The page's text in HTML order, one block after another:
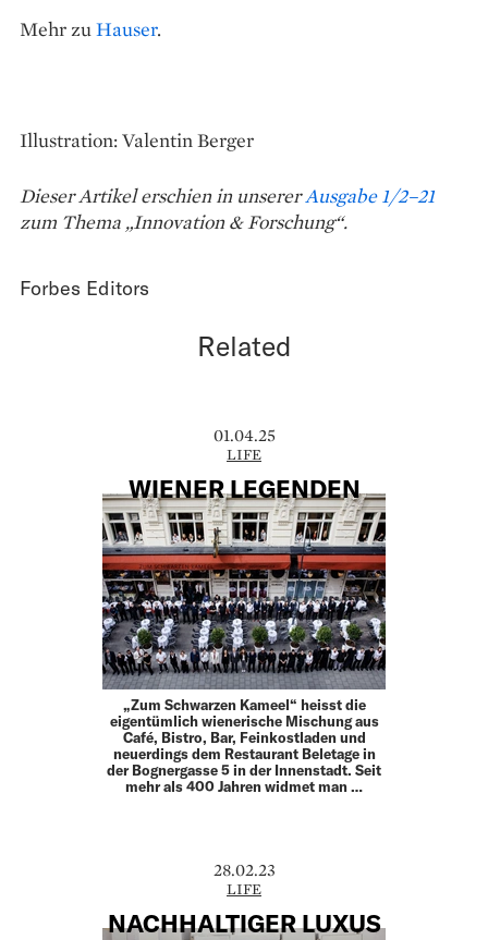
Mehr zuHauser.
Illustration: Valentin Berger
Dieser Artikel erschien in unsererAusgabe 1/2–21
zum Thema „Innovation & Forschung“.
Forbes Editors
Related
01.04.25
LIFE
WIENER LEGENDEN
„Zum Schwarzen Kameel“ heisst die
eigentümlich wienerische Mischung aus
Café, Bistro, Bar, Feinkostladen und
neuerdings dem Restaurant Beletage in
der Bognergasse 5 in der Innenstadt. Seit
mehr als 400 Jahren widmet man …
28.02.23
LIFE
NACHHALTIGER LUXUS